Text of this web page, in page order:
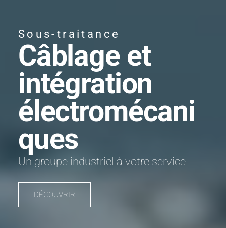
Sous-traitance
Câblage et
intégration
électromécani
ques
Un groupe industriel à votre service
DÉCOUVRIR